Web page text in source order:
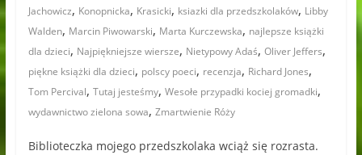
Jachowicz, Konopnicka, Krasicki, ksiazki dla przedszkolaków, Libby
Walden, Marcin Piwowarski, Marta Kurczewska, najlepsze książki
dla dzieci, Najpiękniejsze wiersze, Nietypowy Adaś, Oliver Jeffers,
piękne książki dla dzieci, polscy poeci, recenzja, Richard Jones,
Tom Percival, Tutaj jesteśmy, Wesołe przypadki kociej gromadki,
wydawnictwo zielona sowa, Zmartwienie Róży
Biblioteczka mojego przedszkolaka wciąż się rozrasta.